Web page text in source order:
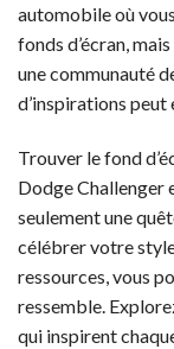
automobile où
fonds d’écran,
une communauté
d’inspirations
Trouver le fond
Dodge Challenger
seulement une
célébrer votre
ressources, vous
ressemble.
qui inspirent